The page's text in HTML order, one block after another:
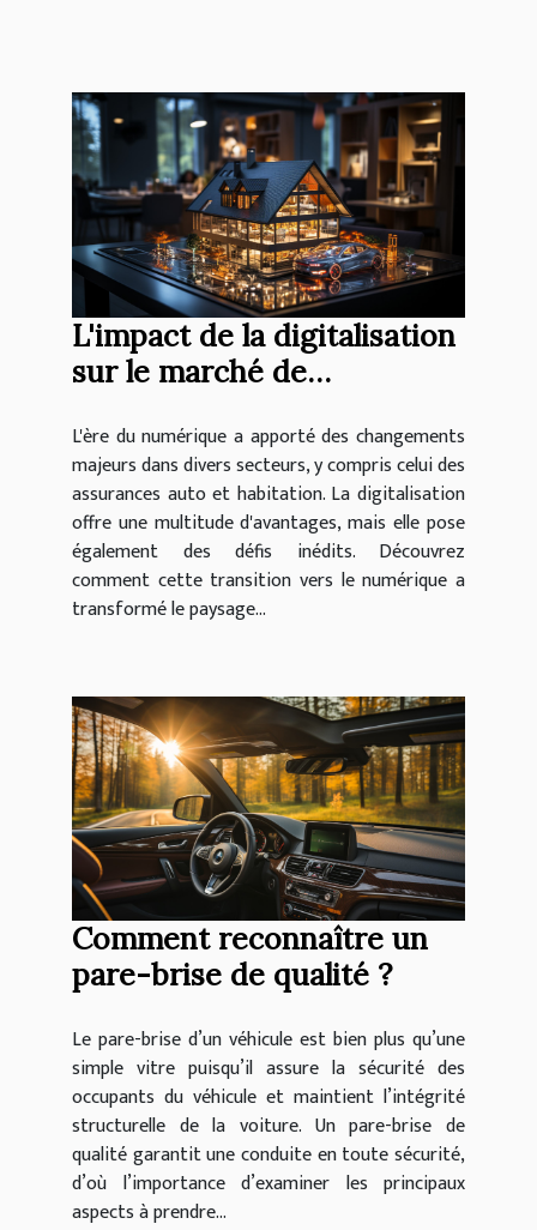
L'impact de la digitalisation
sur le marché de
habitation
L'ère du numérique a apporté des changements
majeurs dans divers secteurs, y compris celui des
assurances auto et habitation. La digitalisation
offre une multitude d'avantages, mais elle pose
également des défis inédits. Découvrez
comment cette transition vers le numérique a
transformé le paysage...
Comment reconnaître un
pare-brise de qualité ?
Le pare-brise d’un véhicule est bien plus qu’une
simple vitre puisqu’il assure la sécurité des
occupants du véhicule et maintient l’intégrité
structurelle de la voiture. Un pare-brise de
qualité garantit une conduite en toute sécurité,
d’où l’importance d’examiner les principaux
aspects à prendre...